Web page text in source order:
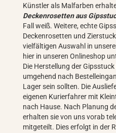
Künstler als Malfarben
Deckenrosetten aus
Fall weiß. Weitere, echte
Deckenrosetten und
vielfältigen Auswahl in
hier in unseren Onlineshop
Die Herstellung der
umgehend nach
Lager sein sollten. Die
eigenen Kurierfahrer mit
nach Hause. Nach Planung
erhalten sie von uns vorab
mitgeteilt. Dies erfolgt in der